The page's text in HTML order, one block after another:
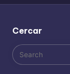
Cercar